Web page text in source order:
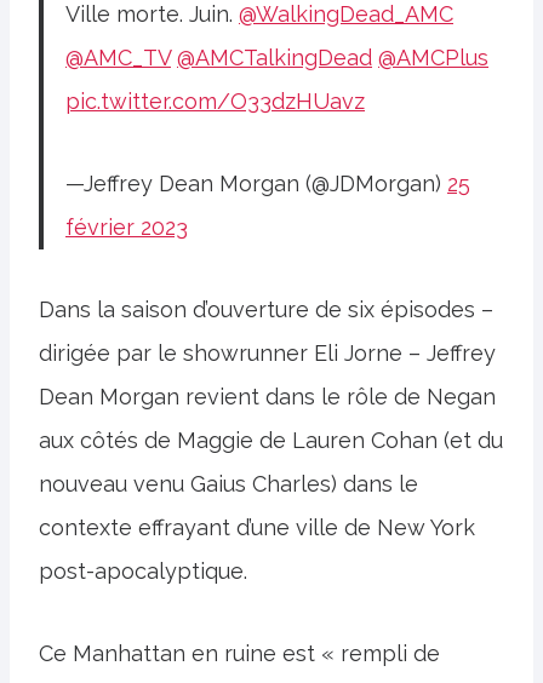
Ville morte. Juin. @WalkingDead_AMC
@AMC_TV @AMCTalkingDead @AMCPlus
pic.twitter.com/O33dzHUavz
—Jeffrey Dean Morgan (@JDMorgan) 25
février 2023
Dans la saison d’ouverture de six épisodes –
dirigée par le showrunner Eli Jorne – Jeffrey
Dean Morgan revient dans le rôle de Negan
aux côtés de Maggie de Lauren Cohan (et du
nouveau venu Gaius Charles) dans le
contexte effrayant d’une ville de New York
post-apocalyptique.
Ce Manhattan en ruine est « rempli de